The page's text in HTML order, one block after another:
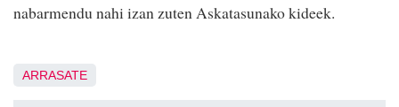
nabarmendu nahi izan zuten Askatasunako kideek.
ARRASATE